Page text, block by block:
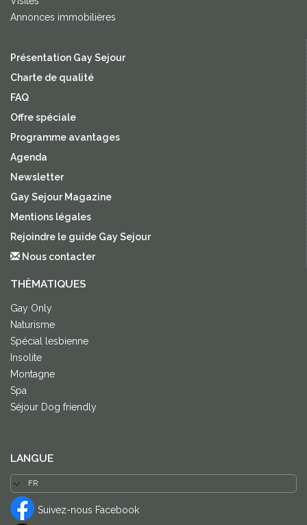
Annonces immobilières
Présentation Gay Sejour
Charte de qualité
FAQ
Offre spéciale
Programme avantages
Agenda
Newsletter
Gay Sejour Magazine
Mentions légales
Rejoindre le guide Gay Sejour
Nous contacter
THÈMATIQUES
Gay Only
Naturisme
Spécial lesbienne
Insolite
Montagne
Spa
Séjour Dog friendly
LANGUE
Suivez-nous Facebook